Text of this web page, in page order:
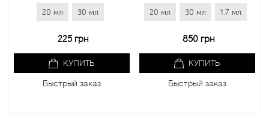
30 мл
225 грн
КУПИТЬ
Быстрый заказ
30 мл 1.7 мл
850 грн
КУПИТЬ
Быстрый заказ